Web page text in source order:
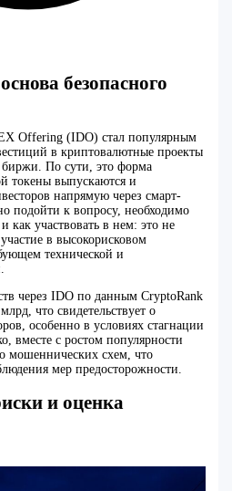
безопасного
Offering (IDO) стал популярным
в криптовалютные проекты
биржи. По сути, это форма
токены выпускаются и
напрямую через смарт-
подойти к вопросу, необходимо
как участвовать в нем: это не
в высокорисковом
технической и
через IDO по данным CryptoRank
что свидетельствует о
особенно в условиях стагнации
вместе с ростом популярности
мошеннических схем, что
мер предосторожности.
и оценка